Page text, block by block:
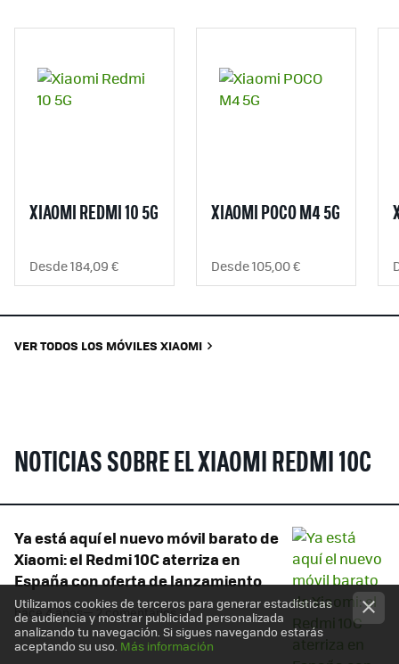
XIAOMI REDMI 10 5G
Desde 184,09 €
XIAOMI POCO M4 5G
Desde 105,00 €
VER TODOS LOS MÓVILES XIAOMI
NOTICIAS SOBRE EL XIAOMI REDMI 10C
Ya está aquí el nuevo móvil barato de
Xiaomi: el Redmi 10C aterriza en
España con oferta de lanzamiento
hace 4 años— 2 comentarios
Utilizamos cookies de terceros para generar estadísticas
de audiencia y mostrar publicidad personalizada
analizando tu navegación. Si sigues navegando estarás
aceptando su uso. Más información